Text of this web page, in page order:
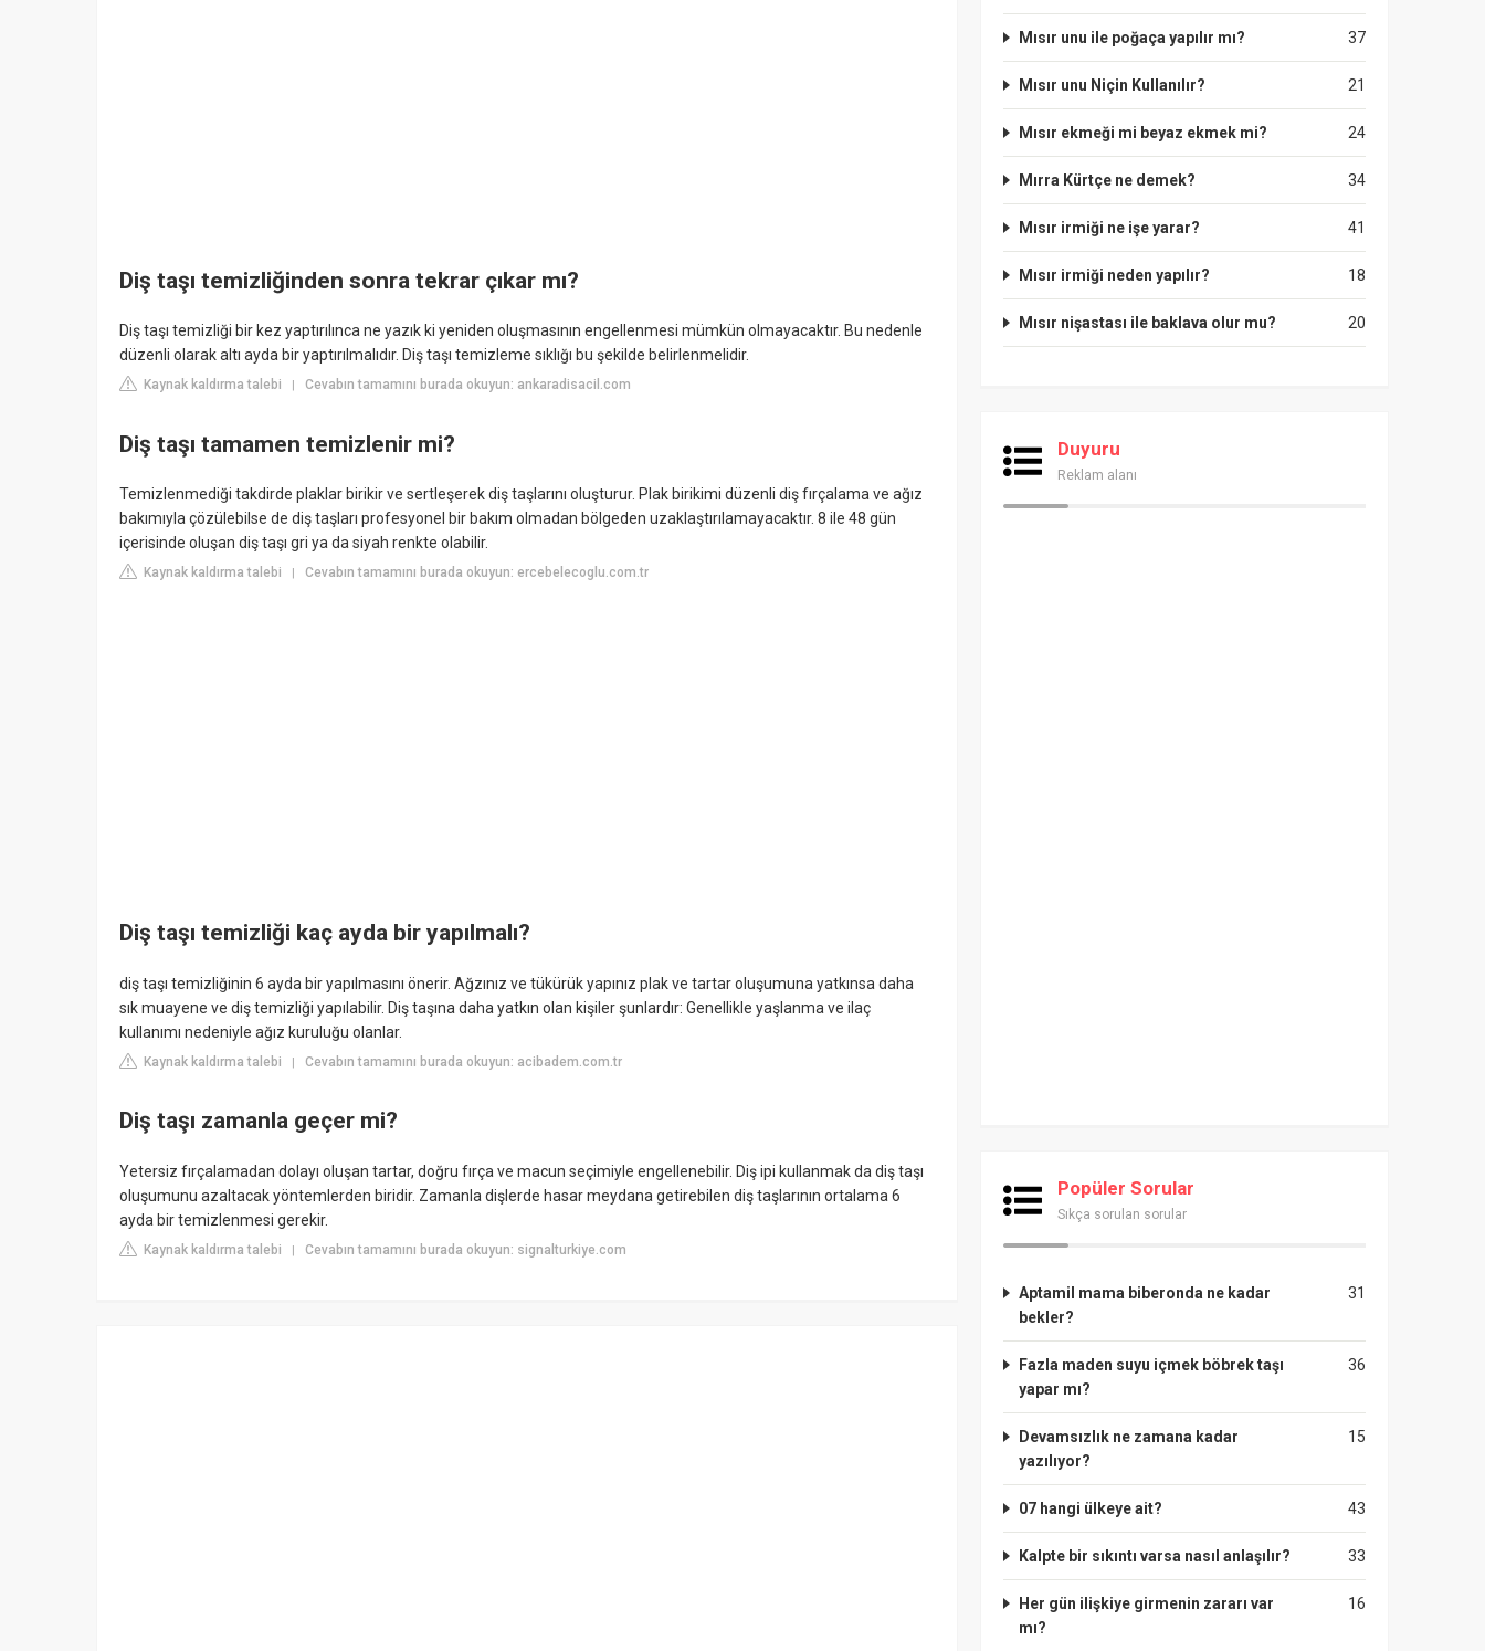
Diş taşı temizliğinden sonra tekrar çıkar mı?
Diş taşı temizliği bir kez yaptırılınca ne yazık ki yeniden oluşmasının engellenmesi mümkün olmayacaktır. Bu nedenle
düzenli olarak altı ayda bir yaptırılmalıdır. Diş taşı temizleme sıklığı bu şekilde belirlenmelidir.
Kaynak kaldırma talebi Cevabın tamamını burada okuyun: ankaradisacil.com
Diş taşı tamamen temizlenir mi?
Temizlenmediği takdirde plaklar birikir ve sertleşerek diş taşlarını oluşturur. Plak birikimi düzenli diş fırçalama ve ağız
bakımıyla çözülebilse de diş taşları profesyonel bir bakım olmadan bölgeden uzaklaştırılamayacaktır. 8 ile 48 gün
içerisinde oluşan diş taşı gri ya da siyah renkte olabilir.
Kaynak kaldırma talebi Cevabın tamamını burada okuyun: ercebelecoglu.com.tr
Diş taşı temizliği kaç ayda bir yapılmalı?
diş taşı temizliğinin 6 ayda bir yapılmasını önerir. Ağzınız ve tükürük yapınız plak ve tartar oluşumuna yatkınsa daha
sık muayene ve diş temizliği yapılabilir. Diş taşına daha yatkın olan kişiler şunlardır: Genellikle yaşlanma ve ilaç
kullanımı nedeniyle ağız kuruluğu olanlar.
Kaynak kaldırma talebi | Cevabın tamamını burada okuyun: acibadem.com.tr
Diş taşı zamanla geçer mi?
Yetersiz fırçalamadan dolayı oluşan tartar, doğru fırça ve macun seçimiyle engellenebilir. Diş ipi kullanmak da diş taşı
oluşumunu azaltacak yöntemlerden biridir. Zamanla dişlerde hasar meydana getirebilen diş taşlarının ortalama 6
ayda bir temizlenmesi gerekir.
Kaynak kaldırma talebi | Cevabın tamamını burada okuyun: signalturkiye.com
37
Mısır unu ile poğaça yapılır mı?
21
Mısır unu Niçin Kullanılır?
24
Mısır ekmeği mi beyaz ekmek mi?
34
Mırra Kürtçe ne demek?
41
Mısır irmiği ne işe yarar?
18
Mısır irmiği neden yapılır?
20
Mısır nişastası ile baklava olur mu?
Duyuru
Reklam alanı
Popüler Sorular
Sıkça sorulan sorular
31
Aptamil mama biberonda ne kadar
bekler?
36
Fazla maden suyu içmek böbrek taşı
yapar mı?
15
Devamsızlık ne zamana kadar
yazılıyor?
43
07 hangi ülkeye ait?
33
Kalpte bir sıkıntı varsa nasıl anlaşılır?
16
Her gün ilişkiye girmenin zararı var
mı?